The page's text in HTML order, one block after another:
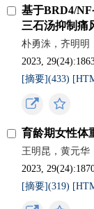
基于BRD4/
三石汤抑制痛
朴勇洙，齐明明
2023,
[摘要](433)
育龄期女性体
王明昆，黄元华
2023,
[摘要](319)